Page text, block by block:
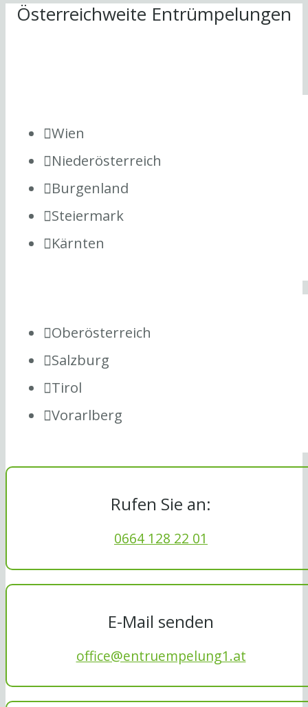
Österreichweite Entrümpelungen
Wien
Niederösterreich
Burgenland
Steiermark
Kärnten
Oberösterreich
Salzburg
Tirol
Vorarlberg
Rufen Sie an:
0664 128 22 01
E-Mail senden
office@entruempelung1.at